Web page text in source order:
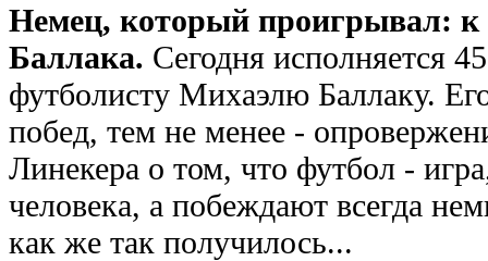
Немец, который проигрывал:
Баллака. Сегодня исполняется
футболисту Михаэлю Баллаку.
побед, тем не менее -
Линекера о том, что футбол -
человека, а побеждают всегда
как же так получилось...